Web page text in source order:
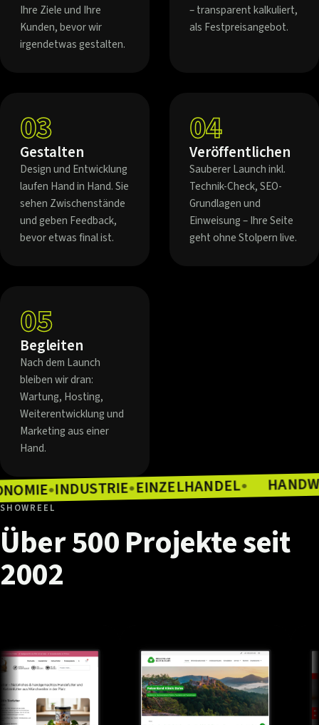
Ihre Ziele und Ihre
Kunden, bevor wir
irgendetwas gestalten.
– transparent kalkuliert,
als Festpreisangebot.
03
Gestalten
Design und Entwicklung
laufen Hand in Hand. Sie
sehen Zwischenstände
und geben Feedback,
bevor etwas final ist.
04
Veröffentlichen
Sauberer Launch inkl.
Technik-Check, SEO-
Grundlagen und
Einweisung – Ihre Seite
geht ohne Stolpern live.
05
Begleiten
Nach dem Launch
bleiben wir dran:
Wartung, Hosting,
Weiterentwicklung und
Marketing aus einer
Hand.
●INDUSTRIE●EINZELHANDEL●
SHOWREEL
Über500Projekteseit
2002